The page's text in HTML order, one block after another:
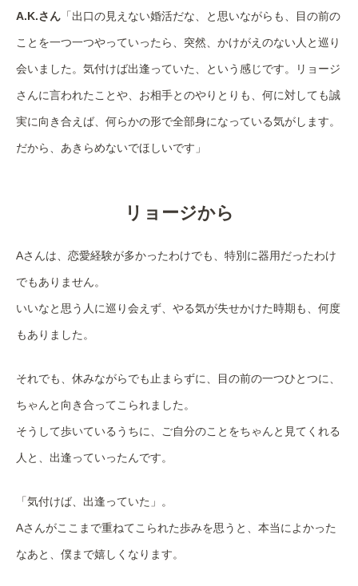
A.K.さん 「出口の見えない婚活だな、と思いながらも、目の前の
ことを一つ一つやっていったら、突然、かけがえのない人と巡り
会いました。気付けば出逢っていた、という感じです。リョージ
さんに言われたことや、お相手とのやりとりも、何に対しても誠
実に向き合えば、何らかの形で全部身になっている気がします。
だから、あきらめないでほしいです」
リョージから
Aさんは、恋愛経験が多かったわけでも、特別に器用だったわけ
でもありません。
いいなと思う人に巡り会えず、やる気が失せかけた時期も、何度
もありました。
それでも、休みながらでも止まらずに、目の前の一つひとつに、
ちゃんと向き合ってこられました。
そうして歩いているうちに、ご自分のことをちゃんと見てくれる
人と、出逢っていったんです。
「気付けば、出逢っていた」。
Aさんがここまで重ねてこられた歩みを思うと、本当によかった
なあと、僕まで嬉しくなります。